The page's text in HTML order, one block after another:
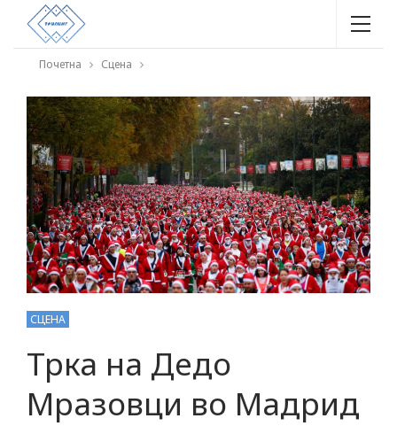
Почетна Сцена
СЦЕНА
Трка на Дедо
Мразовци во Мадрид